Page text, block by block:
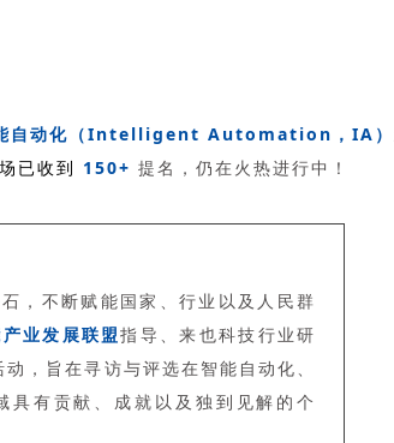
自动化（Intelligent Automation，IA）
已收到 150+ 提名，仍在火热进行中！
，不断赋能国家、行业以及人民群
业发展联盟指导、来也科技行业研
动，旨在寻访与评选在智能自动化、
具有贡献、成就以及独到见解的个